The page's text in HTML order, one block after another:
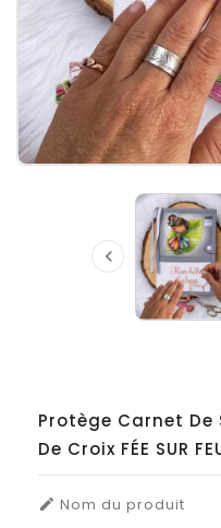

Protège Carnet De
De Croix FÉE SUR
 Nom du produit